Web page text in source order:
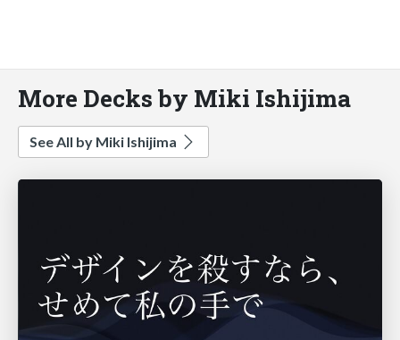
More Decks by Miki Ishijima
See All by Miki Ishijima